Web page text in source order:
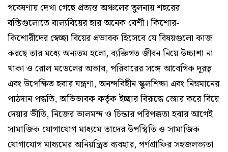
গবেষণায় দেখা গেছে প্রত্যন্ত অঞ্চলের তুলনায় শহরের
বস্তিগুলোতে বাল্যবিয়ের হার অনেক বেশী। কিশোর-
কিশোরীদের স্বেচ্ছা বিয়ের প্রভাবক হিসেবে যে বিষয়গুলো কাজ
করছে তার মধ্যে অন্যতম হলো, ব্যক্তিগত জীবন নিয়ে উচ্চাশা না
থাকা ও রোল মডেলের অভাব, পরিবারের সঙ্গে আবেগিক দূরত্ব
এবং উপেক্ষিত হবার যন্ত্রণা, অনন্দবিহীন স্কুলশিক্ষা এবং নিম্নমানের
পাঠদান পদ্ধতি, অভিভাবক কর্তৃক ইচ্ছার বিরূদ্ধে জোর করে বিয়ে
দেয়ার ভীতি, নিজের ভালমন্দ ও চিন্তার পরিপক্কতা হবার আগেই
সামাজিক যোগাযোগ মাধ্যমে তাদের উপস্থিতি ও সামাজিক
যোগাযোগ মাধ্যমের অনিয়ন্ত্রিত ব্যবহার, পর্ণগ্রাফির সহজলভ্যতা